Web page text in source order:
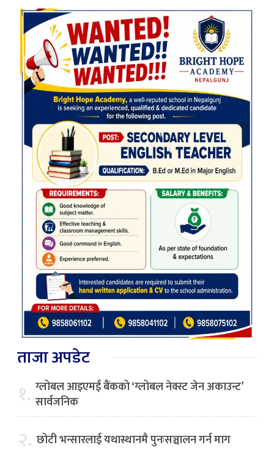
ताजा अपडेट
१. ग्लोबल आइएमई बैंकको ‘ग्लोबल नेक्स्ट जेन अकाउन्ट’
सार्वजनिक
२. छोटी भन्सारलाई यथास्थानमै पुनःसञ्चालन गर्न माग